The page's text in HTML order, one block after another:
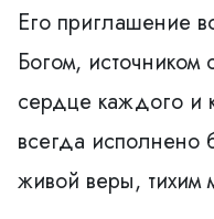
Его приглашение
Богом, источником
сердце каждого и
всегда исполнено
живой веры,